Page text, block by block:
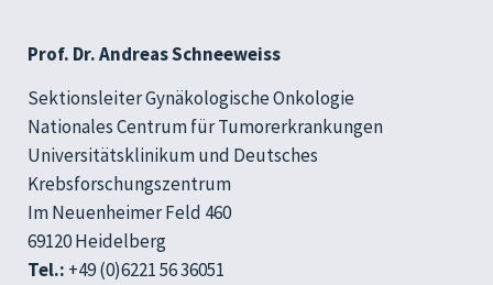
Prof. Dr. Andreas Schneeweiss
Sektionsleiter Gynäkologische Onkologie
Nationales Centrum für Tumorerkrankungen
Universitätsklinikum und Deutsches
Krebsforschungszentrum
Im Neuenheimer Feld 460
69120 Heidelberg
Tel.: +49 (0)6221 56 36051